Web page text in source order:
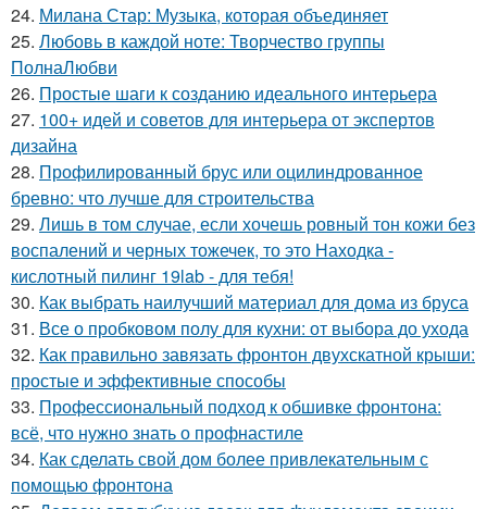
24. Милана Стар: Музыка, которая объединяет
25. Любовь в каждой ноте: Творчество группы
ПолнаЛюбви
26. Простые шаги к созданию идеального интерьера
27. 100+ идей и советов для интерьера от экспертов
дизайна
28. Профилированный брус или оцилиндрованное
бревно: что лучше для строительства
29. Лишь в том случае, если хочешь ровный тон кожи без
воспалений и черных тожечек, то это Находка -
кислотный пилинг 19lab - для тебя!
30. Как выбрать наилучший материал для дома из бруса
31. Все о пробковом полу для кухни: от выбора до ухода
32. Как правильно завязать фронтон двухскатной крыши:
простые и эффективные способы
33. Профессиональный подход к обшивке фронтона:
всё, что нужно знать о профнастиле
34. Как сделать свой дом более привлекательным с
помощью фронтона